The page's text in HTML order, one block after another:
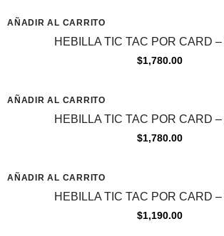
AÑADIR AL CARRITO
HEBILLA TIC TAC POR CARD
$1,780.00
AÑADIR AL CARRITO
HEBILLA TIC TAC POR CARD
$1,780.00
AÑADIR AL CARRITO
HEBILLA TIC TAC POR CARD
$1,190.00